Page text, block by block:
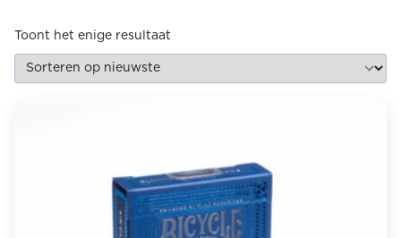
Toont het enige resultaat